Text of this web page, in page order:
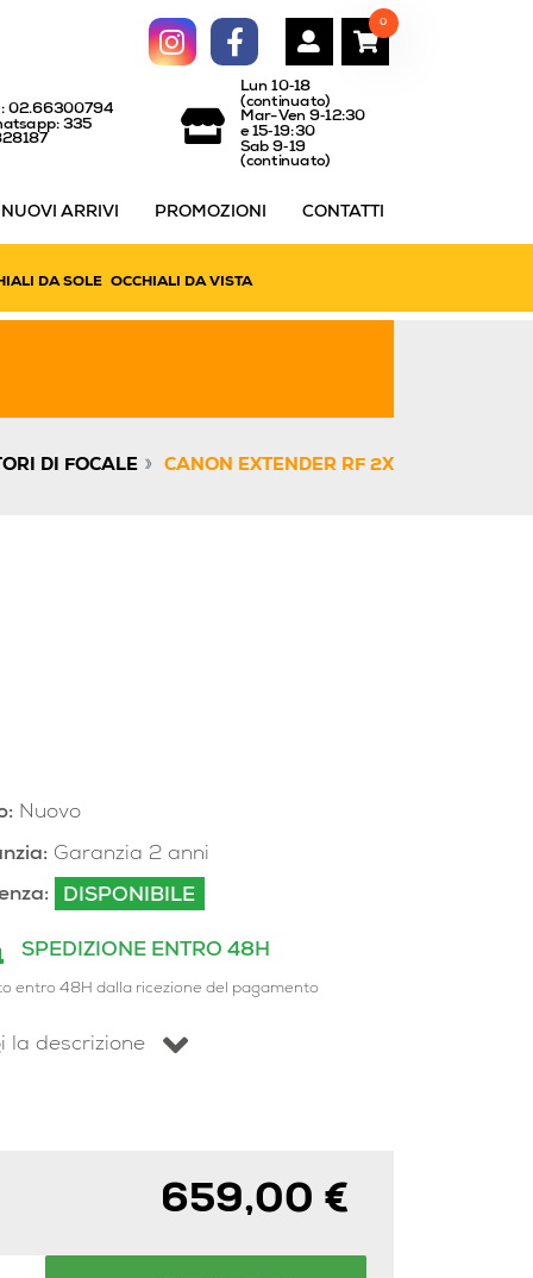
02.66300794
335
Lun 10‑18
(continuato)
Mar-Ven 9‑12:30
e 15‑19:30
Sab 9‑19
(continuato)
NUOVI ARRIVI PROMOZIONI CONTATTI
0
DA SOLE OCCHIALI DA VISTA
DI FOCALE » CANON EXTENDER RF 2X
Nuovo
Garanzia 2 anni
DISPONIBILE
SPEDIZIONE ENTRO 48H
entro 48H dalla ricezione del pagamento
la descrizione
659,00 €